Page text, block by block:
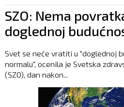
SZO: Nema
doglednoj
Svet se neće vratiti u "doglednoj
normalu", ocenila je Svetska
(SZO), dan nakon...